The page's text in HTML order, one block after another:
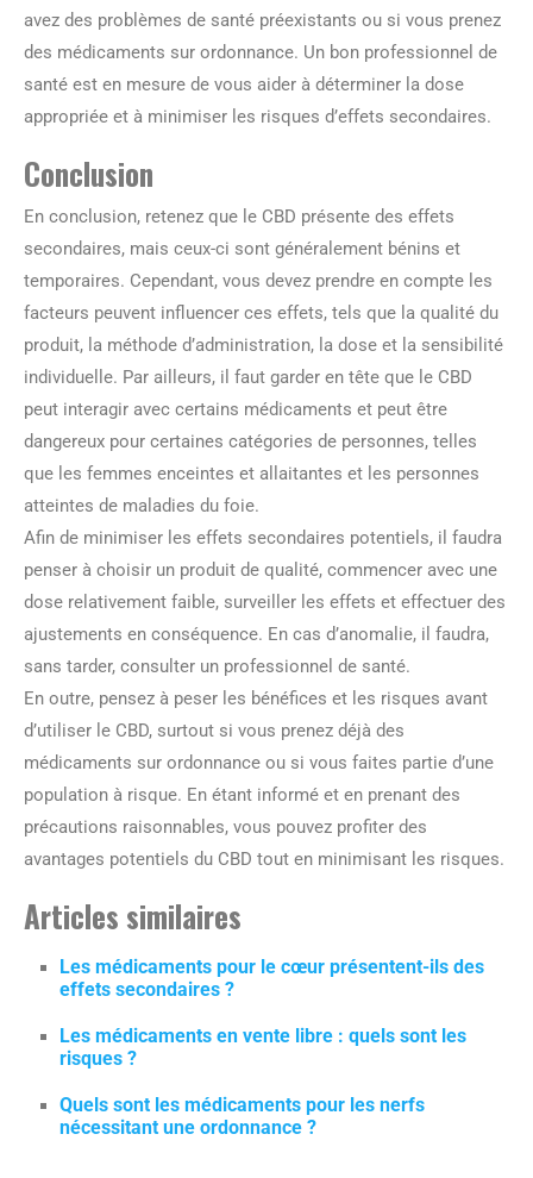
avez des problèmes de santé préexistants ou si vous prenez
des médicaments sur ordonnance. Un bon professionnel de
santé est en mesure de vous aider à déterminer la dose
appropriée et à minimiser les risques d’effets secondaires.
Conclusion
En conclusion, retenez que le CBD présente des effets
secondaires, mais ceux-ci sont généralement bénins et
temporaires. Cependant, vous devez prendre en compte les
facteurs peuvent influencer ces effets, tels que la qualité du
produit, la méthode d’administration, la dose et la sensibilité
individuelle. Par ailleurs, il faut garder en tête que le CBD
peut interagir avec certains médicaments et peut être
dangereux pour certaines catégories de personnes, telles
que les femmes enceintes et allaitantes et les personnes
atteintes de maladies du foie.
Afin de minimiser les effets secondaires potentiels, il faudra
penser à choisir un produit de qualité, commencer avec une
dose relativement faible, surveiller les effets et effectuer des
ajustements en conséquence. En cas d’anomalie, il faudra,
sans tarder, consulter un professionnel de santé.
En outre, pensez à peser les bénéfices et les risques avant
d’utiliser le CBD, surtout si vous prenez déjà des
médicaments sur ordonnance ou si vous faites partie d’une
population à risque. En étant informé et en prenant des
précautions raisonnables, vous pouvez profiter des
avantages potentiels du CBD tout en minimisant les risques.
Articles similaires
Les médicaments pour le cœur présentent-ils des
effets secondaires ?
Les médicaments en vente libre : quels sont les
risques ?
Quels sont les médicaments pour les nerfs
nécessitant une ordonnance ?